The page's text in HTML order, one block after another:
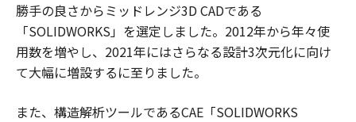
勝手の良さからミッドレンジ3D CADである
「SOLIDWORKS」を選定しました。2012年から年々使
用数を増やし、2021年にはさらなる設計3次元化に向け
て大幅に増設するに至りました。
また、構造解析ツールであるCAE「SOLIDWORKS